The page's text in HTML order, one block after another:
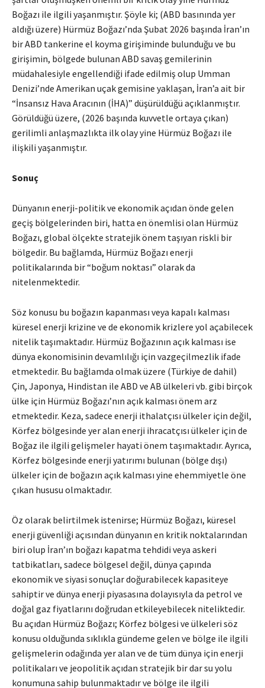
Boğazı ile ilgili yaşanmıştır. Şöyle ki; (ABD basınında yer
aldığı üzere) Hürmüz Boğazı’nda Şubat 2026 başında İran’ın
bir ABD tankerine el koyma girişiminde bulunduğu ve bu
girişimin, bölgede bulunan ABD savaş gemilerinin
müdahalesiyle engellendiği ifade edilmiş olup Umman
Denizi’nde Amerikan uçak gemisine yaklaşan, İran’a ait bir
“İnsansız Hava Aracının (İHA)” düşürüldüğü açıklanmıştır.
Görüldüğü üzere, (2026 başında kuvvetle ortaya çıkan)
gerilimli anlaşmazlıkta ilk olay yine Hürmüz Boğazı ile
ilişkili yaşanmıştır.
Sonuç
Dünyanın enerji-politik ve ekonomik açıdan önde gelen
geçiş bölgelerinden biri, hatta en önemlisi olan Hürmüz
Boğazı, global ölçekte stratejik önem taşıyan riskli bir
bölgedir. Bu bağlamda, Hürmüz Boğazı enerji
politikalarında bir “boğum noktası” olarak da
nitelenmektedir.
Söz konusu bu boğazın kapanması veya kapalı kalması
küresel enerji krizine ve de ekonomik krizlere yol açabilecek
nitelik taşımaktadır. Hürmüz Boğazının açık kalması ise
dünya ekonomisinin devamlılığı için vazgeçilmezlik ifade
etmektedir. Bu bağlamda olmak üzere (Türkiye de dahil)
Çin, Japonya, Hindistan ile ABD ve AB ülkeleri vb. gibi birçok
ülke için Hürmüz Boğazı’nın açık kalması önem arz
etmektedir. Keza, sadece enerji ithalatçısı ülkeler için değil,
Körfez bölgesinde yer alan enerji ihracatçısı ülkeler için de
Boğaz ile ilgili gelişmeler hayati önem taşımaktadır. Ayrıca,
Körfez bölgesinde enerji yatırımı bulunan (bölge dışı)
ülkeler için de boğazın açık kalması yine ehemmiyetle öne
çıkan hususu olmaktadır.
Öz olarak belirtilmek istenirse; Hürmüz Boğazı, küresel
enerji güvenliği açısından dünyanın en kritik noktalarından
biri olup İran’ın boğazı kapatma tehdidi veya askeri
tatbikatları, sadece bölgesel değil, dünya çapında
ekonomik ve siyasi sonuçlar doğurabilecek kapasiteye
sahiptir ve dünya enerji piyasasına dolayısıyla da petrol ve
doğal gaz fiyatlarını doğrudan etkileyebilecek niteliktedir.
Bu açıdan Hürmüz Boğazı; Körfez bölgesi ve ülkeleri söz
konusu olduğunda sıklıkla gündeme gelen ve bölge ile ilgili
gelişmelerin odağında yer alan ve de tüm dünya için enerji
politikaları ve jeopolitik açıdan stratejik bir dar su yolu
konumuna sahip bulunmaktadır ve bölge ile ilgili